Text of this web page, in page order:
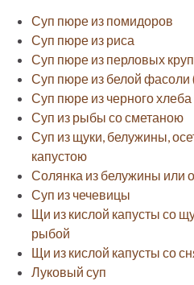
Суп пюре из помидоров
Суп пюре из риса
Суп пюре из перловых круп
Суп пюре из белой
Суп пюре из черного хлеба
Суп из рыбы со сметаною
Суп из щуки, белужины,
капустою
Солянка из белужины или
Суп из чечевицы
Щи из кислой капусты со
рыбой
Щи из кислой капусты со
Луковый суп